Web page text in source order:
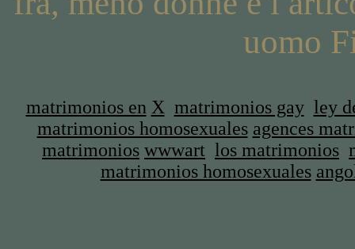
uomo
matrimonios en X matrimonios gay ley
matrimonios homosexuales agences
matrimonios wwwart los matrimonios
matrimonios homosexuales